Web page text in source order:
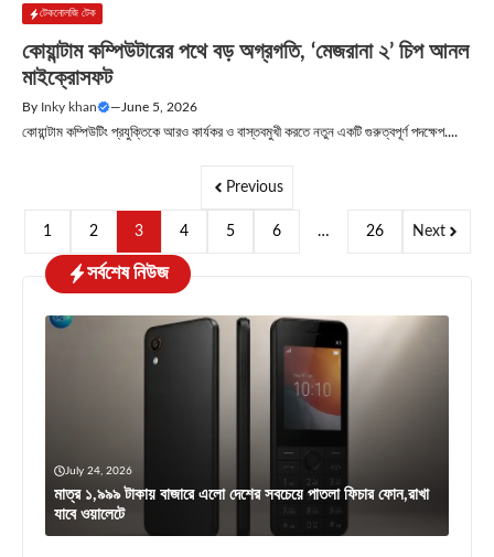
টেকনোলজি টেক
কোয়ান্টাম কম্পিউটারের পথে বড় অগ্রগতি, ‘মেজরানা ২’ চিপ আনল
মাইক্রোসফট
By Inky khan — June 5, 2026
কোয়ান্টাম কম্পিউটিং প্রযুক্তিকে আরও কার্যকর ও বাস্তবমুখী করতে নতুন একটি গুরুত্বপূর্ণ পদক্ষেপ....
Previous
1 2 3 4 5 6 … 26 Next
সর্বশেষ নিউজ
July 24, 2026
মাত্র ১,৯৯৯ টাকায় বাজারে এলো দেশের সবচেয়ে পাতলা ফিচার ফোন,রাখা
যাবে ওয়ালেটে